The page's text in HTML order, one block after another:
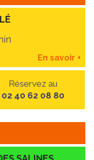
En savoir +
Réservez au
02 40 62 08 80